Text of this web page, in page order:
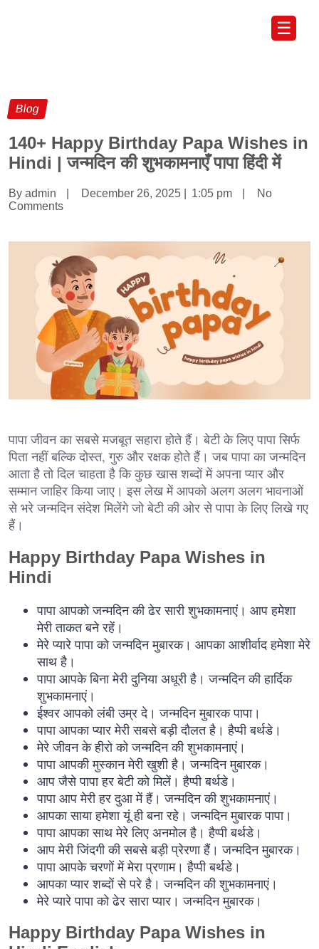
☰
Blog
140+ Happy Birthday Papa Wishes in
Hindi | जन्मदिन की शुभकामनाएँ पापा हिंदी में
By admin December 26, 2025 1:05 pm
No
Comments
पापा जीवन का सबसे मजबूत सहारा होते हैं। बेटी के लिए पापा सिर्फ
पिता नहीं बल्कि दोस्त, गुरु और रक्षक होते हैं। जब पापा का जन्मदिन
आता है तो दिल चाहता है कि कुछ खास शब्दों में अपना प्यार और
सम्मान जाहिर किया जाए। इस लेख में आपको अलग अलग भावनाओं
से भरे जन्मदिन संदेश मिलेंगे जो बेटी की ओर से पापा के लिए लिखे गए
हैं।
Happy Birthday Papa Wishes in
Hindi
पापा आपको जन्मदिन की ढेर सारी शुभकामनाएं। आप हमेशा
मेरी ताकत बने रहें।
मेरे प्यारे पापा को जन्मदिन मुबारक। आपका आशीर्वाद हमेशा मेरे
साथ है।
पापा आपके बिना मेरी दुनिया अधूरी है। जन्मदिन की हार्दिक
शुभकामनाएं।
ईश्वर आपको लंबी उम्र दे। जन्मदिन मुबारक पापा।
पापा आपका प्यार मेरी सबसे बड़ी दौलत है। हैप्पी बर्थडे।
मेरे जीवन के हीरो को जन्मदिन की शुभकामनाएं।
पापा आपकी मुस्कान मेरी खुशी है। जन्मदिन मुबारक।
आप जैसे पापा हर बेटी को मिलें। हैप्पी बर्थडे।
पापा आप मेरी हर दुआ में हैं। जन्मदिन की शुभकामनाएं।
आपका साया हमेशा यूं ही बना रहे। जन्मदिन मुबारक पापा।
पापा आपका साथ मेरे लिए अनमोल है। हैप्पी बर्थडे।
आप मेरी जिंदगी की सबसे बड़ी प्रेरणा हैं। जन्मदिन मुबारक।
पापा आपके चरणों में मेरा प्रणाम। हैप्पी बर्थडे।
आपका प्यार शब्दों से परे है। जन्मदिन की शुभकामनाएं।
मेरे प्यारे पापा को ढेर सारा प्यार। जन्मदिन मुबारक।
Happy Birthday Papa Wishes in